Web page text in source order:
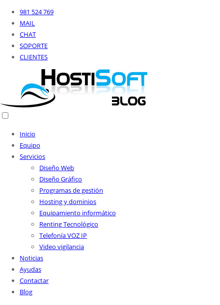
981 524 769
MAIL
CHAT
SOPORTE
CLIENTES
Inicio
Equipo
Servicios
Diseño Web
Diseño Gráfico
Programas de gestión
Hosting y dominios
Equipamiento informático
Renting Tecnológico
Telefonía VOZ IP
Video vigilancia
Noticias
Ayudas
Contactar
Blog